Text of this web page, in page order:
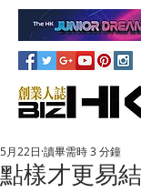
點樣才更易
5月22日 讀畢需時 3 分鐘